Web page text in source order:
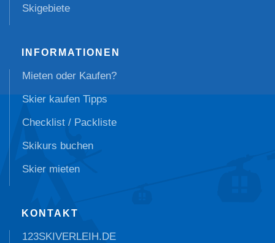
Skigebiete
INFORMATIONEN
Mieten oder Kaufen?
Skier kaufen Tipps
Checklist / Packliste
Skikurs buchen
Skier mieten
KONTAKT
123SKIVERLEIH.DE